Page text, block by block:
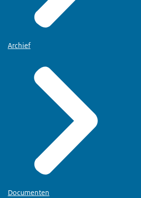
Archief
Documenten